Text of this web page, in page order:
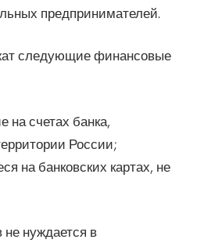
предпринимателей.
следующие финансовые
на счетах банка,
России;
на банковских картах, не
не нуждается в